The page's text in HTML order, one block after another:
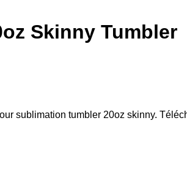
Skinny Tumbler
sublimation tumbler 20oz skinny.